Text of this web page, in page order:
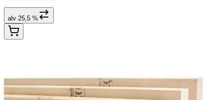
alv 25,5 %